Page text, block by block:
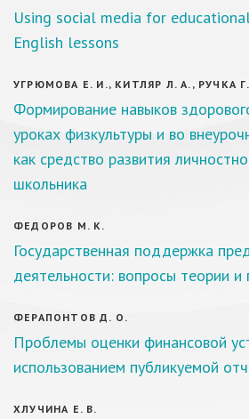
Using social media for
English lessons
УГРЮМОВА Е. И., КИТЛЯР Л. А., РУЧКА
Формирование навыков
уроках физкультуры и во
как средство развития
школьника
ФЕДОРОВ М. К.
Государственная поддержка
деятельности: вопросы теории и
ФЕРАПОНТОВ Д. О.
Проблемы оценки финансовой
использованием публикуемой
ХЛУЧИНА Е. В.